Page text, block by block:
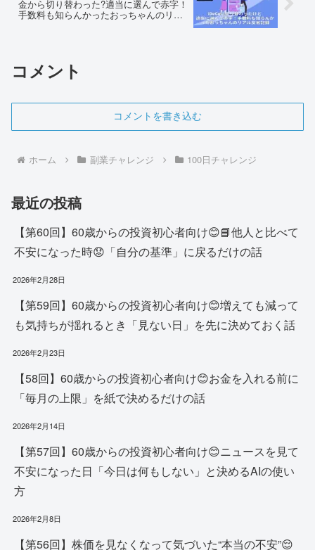
金から切り替わった?適当に選んで赤字！
手数料も知らんかったおっちゃんのリア
コメント
コメントを書き込む
ホーム 副業チャレンジ 100日チャレンジ
最近の投稿
【第60回】60歳からの投資初心者向け😊📘他人と比べて
不安になった時😟「自分の基準」に戻るだけの話
2026年2月28日
【第59回】60歳からの投資初心者向け😊増えても減って
も気持ちが揺れるとき「見ない日」を先に決めておく話
2026年2月23日
【58回】60歳からの投資初心者向け😊お金を入れる前に
「毎月の上限」を紙で決めるだけの話
2026年2月14日
【第57回】60歳からの投資初心者向け😊ニュースを見て
不安になった日「今日は何もしない」と決めるAIの使い
方
2026年2月8日
【第56回】株価を見なくなって気づいた“本当の不安”😌